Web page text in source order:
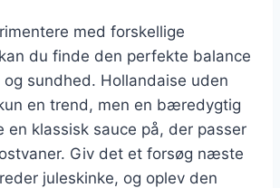
med forskellige
du finde den perfekte balance
og sundhed. Hollandaise uden
en trend, men en bæredygtig
en klassisk sauce på, der passer
Giv det et forsøg næste
juleskinke, og oplev den